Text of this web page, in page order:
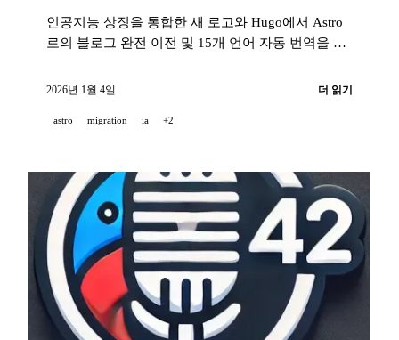
인공지능 상징을 통합한 새 로고와 Hugo에서 Astro
로의 블로그 완전 이전 및 15개 언어 자동 번역을 확
2026년 1월 4일 더 읽기
astro migration ia +2